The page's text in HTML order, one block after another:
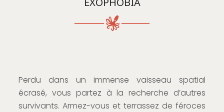
Perdu dans un immense vaisseau spatial
écrasé, vous partez à la recherche d’autres
survivants. Armez-vous et terrassez de féroces